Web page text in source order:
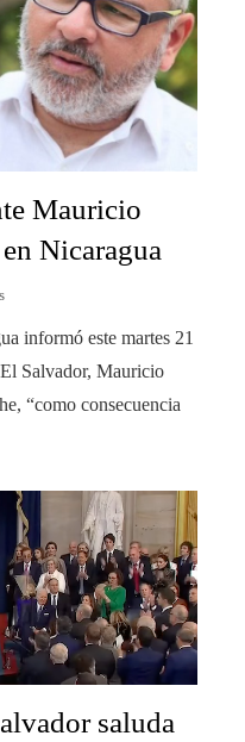
Mauricio
Nicaragua
informó este martes 21
Salvador, Mauricio
“como consecuencia
saluda